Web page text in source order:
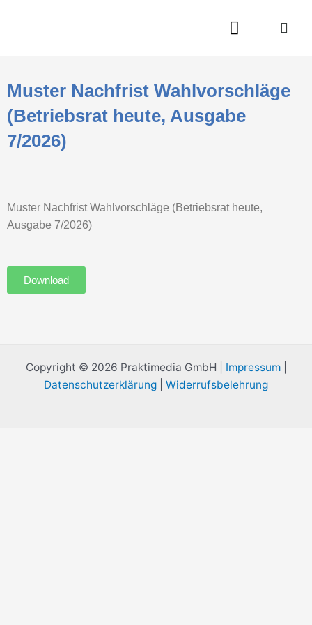
Muster Nachfrist Wahlvorschläge
(Betriebsrat heute, Ausgabe
7/2026)
Muster Nachfrist Wahlvorschläge (Betriebsrat heute,
Ausgabe 7/2026)
Download
Copyright © 2026 Praktimedia GmbH | Impressum|
Datenschutzerklärung
Widerrufsbelehrung